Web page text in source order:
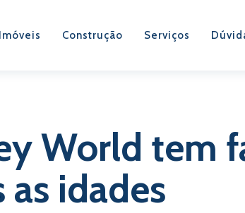
Imóveis Construção Serviços
World tem
as idades